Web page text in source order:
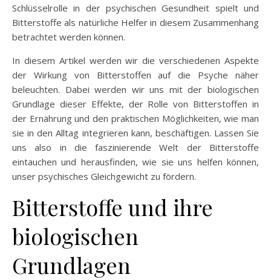
Schlüsselrolle in der psychischen Gesundheit spielt und
Bitterstoffe als natürliche Helfer in diesem Zusammenhang
betrachtet werden können.
In diesem Artikel werden wir die verschiedenen Aspekte
der Wirkung von Bitterstoffen auf die Psyche näher
beleuchten. Dabei werden wir uns mit der biologischen
Grundlage dieser Effekte, der Rolle von Bitterstoffen in
der Ernährung und den praktischen Möglichkeiten, wie man
sie in den Alltag integrieren kann, beschäftigen. Lassen Sie
uns also in die faszinierende Welt der Bitterstoffe
eintauchen und herausfinden, wie sie uns helfen können,
unser psychisches Gleichgewicht zu fördern.
Bitterstoffe und ihre
biologischen
Grundlagen